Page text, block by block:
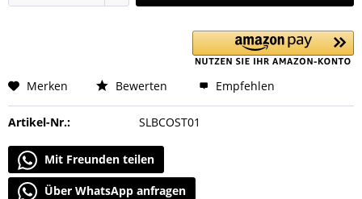
Merken Bewerten Empfehlen
Artikel-Nr.: SLBCOST01
Mit Freunden teilen
Über WhatsApp anfragen